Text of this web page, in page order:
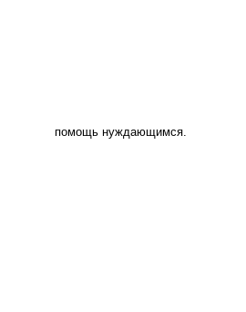
помощь нуждающимся.